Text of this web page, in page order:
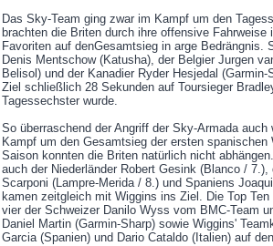
Das Sky-Team ging zwar im Kampf um den
brachten die Briten durch ihre offensive Fahrweise
Favoriten auf denGesamtsieg in arge Bedrängnis.
Denis Mentschow (Katusha), der Belgier Jurgen
Belisol) und der Kanadier Ryder Hesjedal
Ziel schließlich 28 Sekunden auf Toursieger
Tagessechster wurde.
So überraschend der Angriff der Sky-Armada auch
Kampf um den Gesamtsieg der ersten spanischen
Saison konnten die Briten natürlich nicht
auch der Niederländer Robert Gesink (Blanco /
Scarponi (Lampre-Merida / 8.) und Spaniens
kamen zeitgleich mit Wiggins ins Ziel. Die Top
vier der Schweizer Danilo Wyss vom BMC-Team
Daniel Martin (Garmin-Sharp) sowie Wiggins'
Garcia (Spanien) und Dario Cataldo (Italien) auf